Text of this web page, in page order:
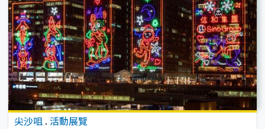
尖沙咀 . 活動展覽